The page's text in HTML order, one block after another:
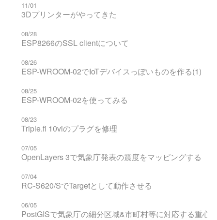
11/01
3Dプリンターがやってきた
08/28
ESP8266のSSL clientについて
08/26
ESP-WROOM-02でIoTデバイスっぽいものを作る(1)
08/25
ESP-WROOM-02を使ってみる
08/23
Triple.fi 10viのプラグを修理
07/05
OpenLayers 3で気象庁発表の震度をマッピングする
07/04
RC-S620/SでTargetとして動作させる
06/05
PostGISで気象庁の細分区域&市町村等に対応する重心